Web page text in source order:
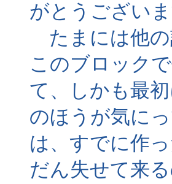
がとうございま
たまには他の
このブロック
て、しかも最
のほうが気に
は、すでに作
だん失せて来